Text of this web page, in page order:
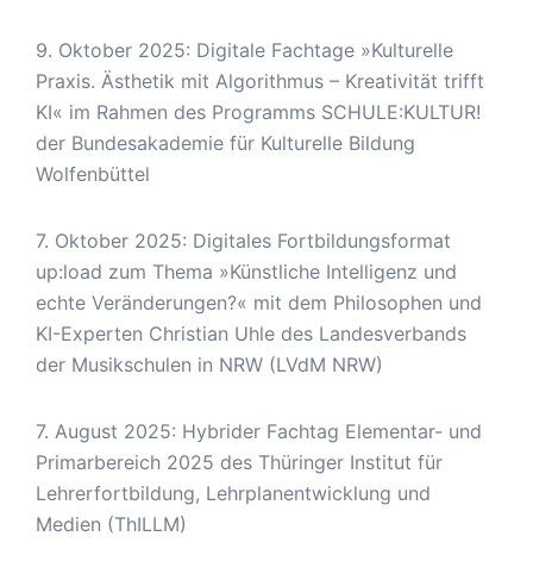
9. Oktober 2025: Digitale Fachtage »Kulturelle
Praxis. Ästhetik mit Algorithmus – Kreativität trifft
KI« im Rahmen des Programms SCHULE:KULTUR!
der Bundesakademie für Kulturelle Bildung
Wolfenbüttel
7. Oktober 2025: Digitales Fortbildungsformat
up:load zum Thema »Künstliche Intelligenz und
echte Veränderungen?« mit dem Philosophen und
KI-Experten Christian Uhle des Landesverbands
der Musikschulen in NRW (LVdM NRW)
7. August 2025: Hybrider Fachtag Elementar- und
Primarbereich 2025 des Thüringer Institut für
Lehrerfortbildung, Lehrplanentwicklung und
Medien (ThILLM)